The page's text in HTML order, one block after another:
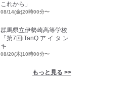
これから」
08/14(金)20時00分〜
群馬県立伊勢崎高等学校
「第7回iTanQ ア イ タ ン
キ
08/20(木)10時00分〜
もっと見る >>